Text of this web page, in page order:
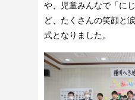
や、児童みんなで「に
ど、たくさんの笑顔と
式となりました。